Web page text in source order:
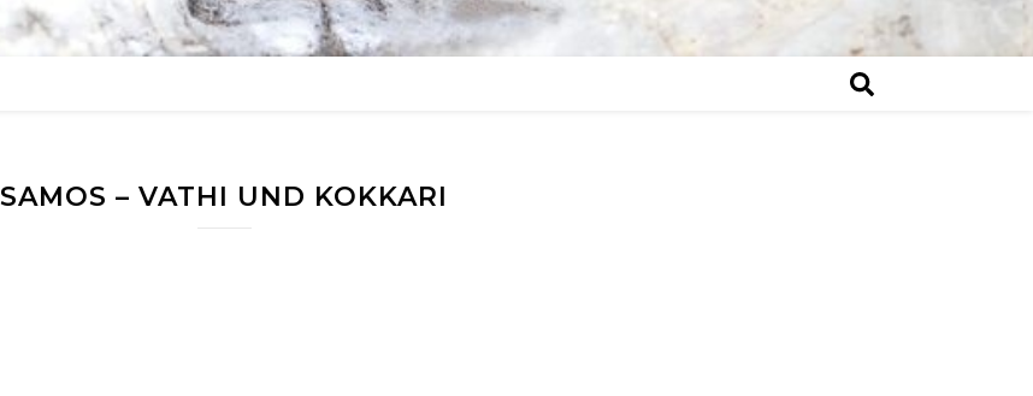
SAMOS – VATHI UND KOKKARI